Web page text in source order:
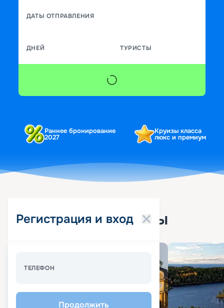
ДАТЫ ОТПРАВЛЕНИЯ
ДНЕЙ ТУРИСТЫ
Раннее бронирование
2027
Круизы класса
люкс и премиум
Регистрация и вход
ТЕЛЕФОН
Продолжить
Популярные круизы